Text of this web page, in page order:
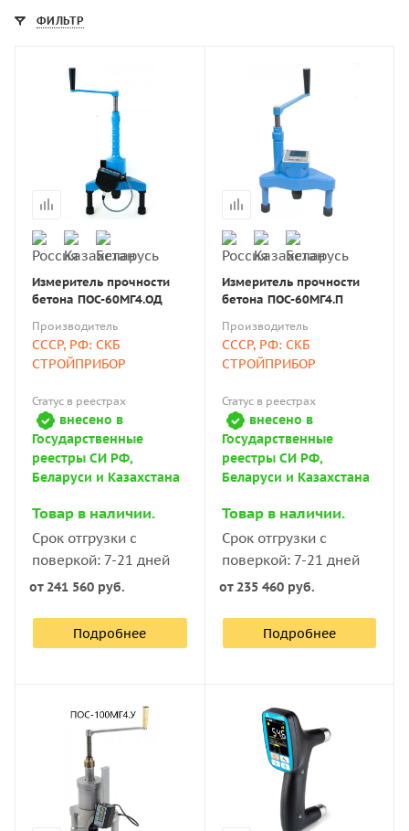
ФИЛЬТР
Измеритель прочности
бетона ПОС-60МГ4.ОД
Производитель
СССР, РФ: СКБ
СТРОЙПРИБОР
Статус в реестрах
внесено в
Государственные
реестры СИ РФ,
Беларуси и Казахстана
Товар в наличии.
Срок отгрузки с
поверкой: 7-21 дней
от 241 560 руб.
Подробнее
Измеритель прочности
бетона ПОС-60МГ4.П
Производитель
СССР, РФ: СКБ
СТРОЙПРИБОР
Статус в реестрах
внесено в
Государственные
реестры СИ РФ,
Беларуси и Казахстана
Товар в наличии.
Срок отгрузки с
поверкой: 7-21 дней
от 235 460 руб.
Подробнее